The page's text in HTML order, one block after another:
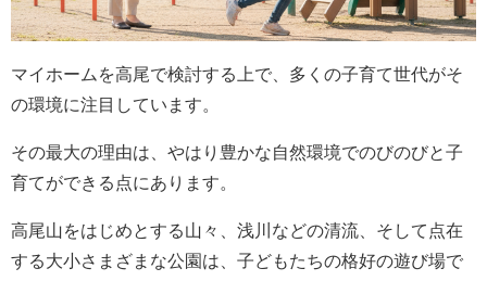
マイホームを高尾で検討する上で、多くの子育て世代がそ
の環境に注目しています。
その最大の理由は、やはり豊かな自然環境でのびのびと子
育てができる点にあります。
高尾山をはじめとする山々、浅川などの清流、そして点在
する大小さまざまな公園は、子どもたちの格好の遊び場で